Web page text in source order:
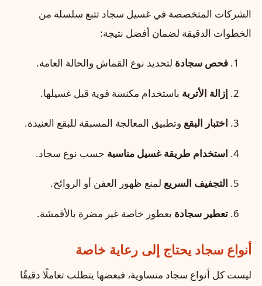
الشركات المتخصصة في غسيل سجاد تتبع سلسلة من
الخطوات الدقيقة لضمان أفضل نتيجة:
فحص سجادة لتحديد نوع القماش والحالة العامة.
إزالة الأتربة باستخدام مكنسة قوية قبل غسيلها.
اختبار البقع وتطبيق المعالجة المسبقة للبقع العنيدة.
استخدام طريقة غسيل مناسبة حسب نوع سجاد.
التجفيف السريع لمنع ظهور العفن أو الروائح.
تعطير سجادة بعطور خاصة غير مضرة بالأقمشة.
أنواع سجاد يحتاج إلى رعاية خاصة
ليست كل أنواع سجاد متساوية، فبعضها يتطلب تعاملًا دقيقًا